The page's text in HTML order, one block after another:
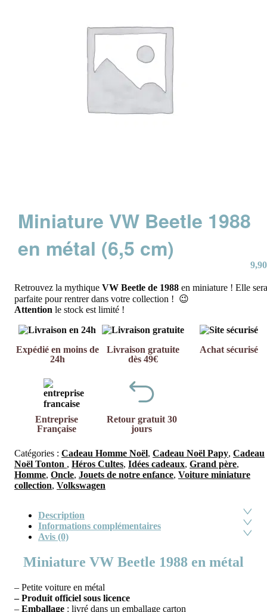
Miniature VW Beetle 1988
en métal (6,5 cm)
9,90
Retrouvez la mythique VW Beetle de 1988 en miniature ! Elle sera
parfaite pour rentrer dans votre collection ! 😉
Attention le stock est limité !
Expédié en moins de
24h
Livraison gratuite
dès 49€
Achat sécurisé
Entreprise
Française
Retour gratuit 30
jours
Catégories : Cadeau Homme Noël, Cadeau Noël Papy, Cadeau
Noël Tonton , Héros Cultes, Idées cadeaux, Grand père,
Homme, Oncle, Jouets de notre enfance, Voiture miniature
collection, Volkswagen
Description
Informations complémentaires
Avis (0)
Miniature VW Beetle 1988 en métal
– Petite voiture en métal
– Produit officiel sous licence
– Emballage : livré dans un emballage carton